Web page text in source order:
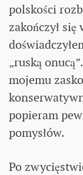
polskości
zakończył
„ruską
mojemu
popieram
pomysłów.
Po